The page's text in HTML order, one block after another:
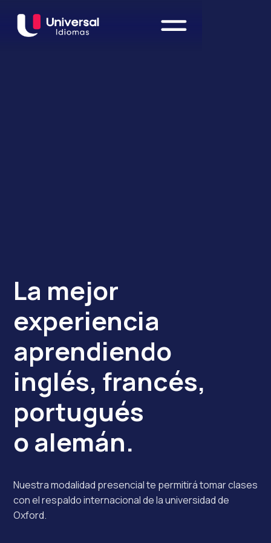
La mejor
experiencia
aprendiendo
inglés, francés,
portugués
o alemán.
Nuestra modalidad presencial te permitirá tomar clases
con el respaldo internacional de la universidad de
Oxford.